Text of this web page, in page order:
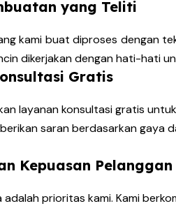
yang Teliti
kami buat diproses dengan
dikerjakan dengan hati-hati
Gratis
layanan konsultasi gratis
saran berdasarkan gaya
Kepuasan Pelanggan
adalah prioritas kami. Kami